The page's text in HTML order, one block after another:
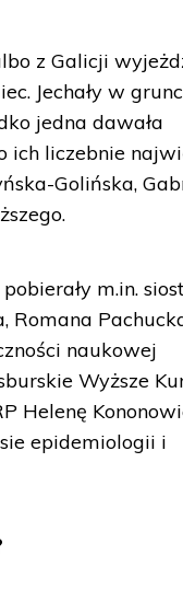
z Galicji
Jechały w
jedna dawała
ich liczebnie
Golińska,
m.in.
Romana
naukowej
Wyższe
Helenę
epidemiologii i